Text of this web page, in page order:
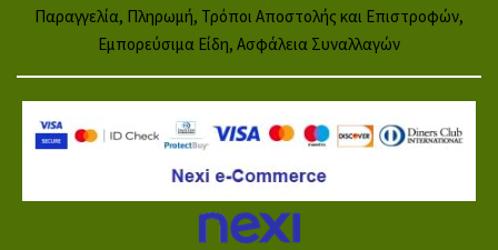
Παραγγελία, Πληρωμή, Τρόποι Αποστολής και Επιστροφών,
Εμπορεύσιμα Είδη, Ασφάλεια Συναλλαγών